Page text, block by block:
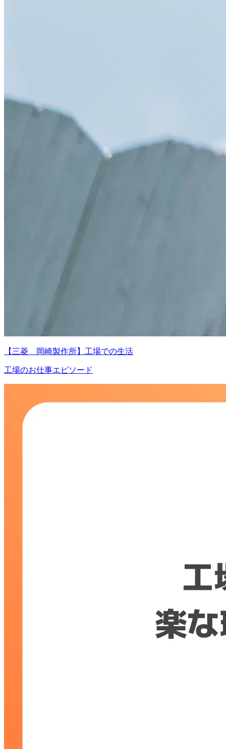
【三菱 岡崎製作所】工場での生活
工場のお仕事エピソード